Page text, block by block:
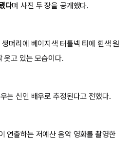
다며 사진 두 장을 공개했다.
머리에 베이지색 터틀넥 티에 흰색 원
웃고 있는 모습이다.
는 신인 배우로 추정된다고 전했다.
연출하는 저예산 음악 영화를 촬영한